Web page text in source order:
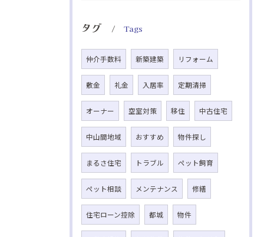
タグ Tags
仲介手数料 新築建築 リフォーム
敷金 礼金 入居率 定期清掃
オーナー 空室対策 移住 中古住宅
中山間地域 おすすめ 物件探し
まるさ住宅 トラブル ペット飼育
ペット相談 メンテナンス 修繕
住宅ローン控除 都城 物件